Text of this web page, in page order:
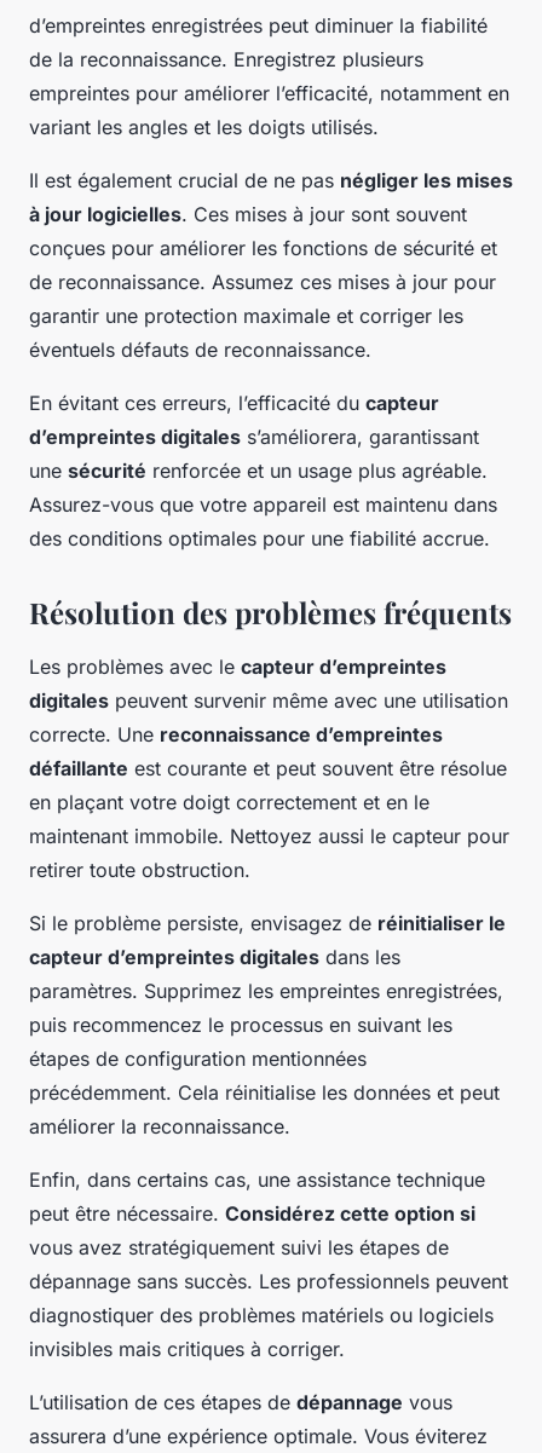
d’empreintes enregistrées peut diminuer la fiabilité
de la reconnaissance. Enregistrez plusieurs
empreintes pour améliorer l’efficacité, notamment en
variant les angles et les doigts utilisés.
Il est également crucial de ne pas négliger les mises
à jour logicielles. Ces mises à jour sont souvent
conçues pour améliorer les fonctions de sécurité et
de reconnaissance. Assumez ces mises à jour pour
garantir une protection maximale et corriger les
éventuels défauts de reconnaissance.
En évitant ces erreurs, l’efficacité du capteur
d’empreintes digitales s’améliorera, garantissant
une sécurité renforcée et un usage plus agréable.
Assurez-vous que votre appareil est maintenu dans
des conditions optimales pour une fiabilité accrue.
Résolution des problèmes fréquents
Les problèmes avec le capteur d’empreintes
digitales peuvent survenir même avec une utilisation
correcte. Une reconnaissance d’empreintes
défaillante est courante et peut souvent être résolue
en plaçant votre doigt correctement et en le
maintenant immobile. Nettoyez aussi le capteur pour
retirer toute obstruction.
Si le problème persiste, envisagez de réinitialiser le
capteur d’empreintes digitales dans les
paramètres. Supprimez les empreintes enregistrées,
puis recommencez le processus en suivant les
étapes de configuration mentionnées
précédemment. Cela réinitialise les données et peut
améliorer la reconnaissance.
Enfin, dans certains cas, une assistance technique
peut être nécessaire. Considérez cette option si
vous avez stratégiquement suivi les étapes de
dépannage sans succès. Les professionnels peuvent
diagnostiquer des problèmes matériels ou logiciels
invisibles mais critiques à corriger.
L’utilisation de ces étapes de dépannage vous
assurera d’une expérience optimale. Vous éviterez